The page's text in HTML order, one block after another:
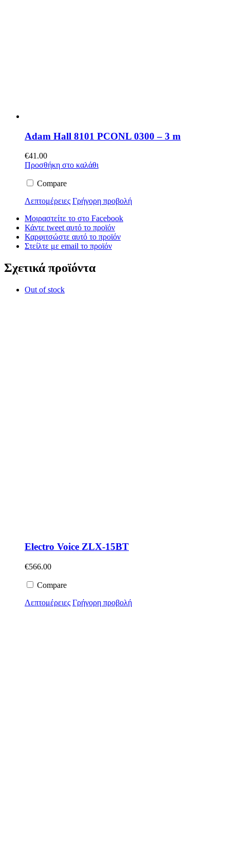
Adam Hall 8101 PCONL 0300 – 3 m
€41.00
Προσθήκη στο καλάθι
Compare
Λεπτομέρειες Γρήγορη προβολή
Μοιραστείτε το στο Facebook
Κάντε tweet αυτό το προϊόν
Καρφιτσώστε αυτό το προϊόν
Στείλτε με email το προϊόν
Σχετικά προϊόντα
Out of stock
Electro Voice ZLX-15BT
€566.00
Compare
Λεπτομέρειες Γρήγορη προβολή